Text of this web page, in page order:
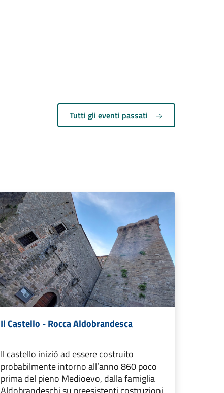
Tutti gli eventi passati
Il Castello - Rocca Aldobrandesca
Il castello iniziò ad essere costruito
probabilmente intorno all’anno 860 poco
prima del pieno Medioevo, dalla famiglia